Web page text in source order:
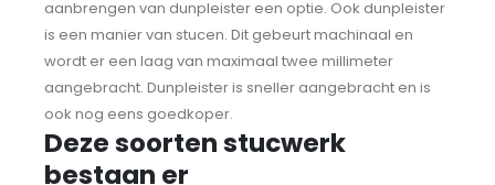
aanbrengen van dunpleister een optie. Ook dunpleister
is een manier van stucen. Dit gebeurt machinaal en
wordt er een laag van maximaal twee millimeter
aangebracht. Dunpleister is sneller aangebracht en is
ook nog eens goedkoper.
Deze soorten stucwerk
bestaan er